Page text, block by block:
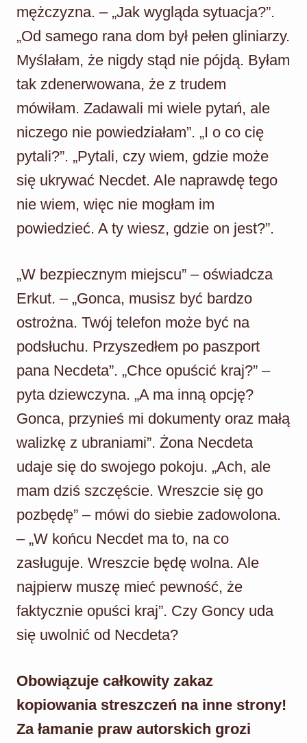
mężczyzna. – „Jak wygląda sytuacja?”.
„Od samego rana dom był pełen gliniarzy.
Myślałam, że nigdy stąd nie pójdą. Byłam
tak zdenerwowana, że z trudem
mówiłam. Zadawali mi wiele pytań, ale
niczego nie powiedziałam”. „I o co cię
pytali?”. „Pytali, czy wiem, gdzie może
się ukrywać Necdet. Ale naprawdę tego
nie wiem, więc nie mogłam im
powiedzieć. A ty wiesz, gdzie on jest?”.
„W bezpiecznym miejscu” – oświadcza
Erkut. – „Gonca, musisz być bardzo
ostrożna. Twój telefon może być na
podsłuchu. Przyszedłem po paszport
pana Necdeta”. „Chce opuścić kraj?” –
pyta dziewczyna. „A ma inną opcję?
Gonca, przynieś mi dokumenty oraz małą
walizkę z ubraniami”. Żona Necdeta
udaje się do swojego pokoju. „Ach, ale
mam dziś szczęście. Wreszcie się go
pozbędę” – mówi do siebie zadowolona.
– „W końcu Necdet ma to, na co
zasługuje. Wreszcie będę wolna. Ale
najpierw muszę mieć pewność, że
faktycznie opuści kraj”. Czy Goncy uda
się uwolnić od Necdeta?
Obowiązuje całkowity zakaz
kopiowania streszczeń na inne strony!
Za łamanie praw autorskich grozi